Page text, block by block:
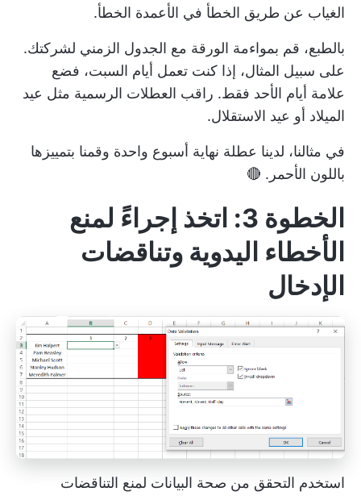
الغياب عن طريق الخطأ في الأعمدة الخطأ.
بالطبع، قم بمواءمة الورقة مع الجدول الزمني لشركتك.
على سبيل المثال، إذا كنت تعمل أيام السبت، فضع
علامة أيام الأحد فقط. راقب العطلات الرسمية مثل عيد
الميلاد أو عيد الاستقلال.
في مثالنا، لدينا عطلة نهاية أسبوع واحدة وقمنا بتمييزها
باللون الأحمر. 🔴
الخطوة 3: اتخذ إجراءً لمنع
الأخطاء اليدوية وتناقضات
الإدخال
استخدم التحقق من صحة البيانات لمنع التناقضات